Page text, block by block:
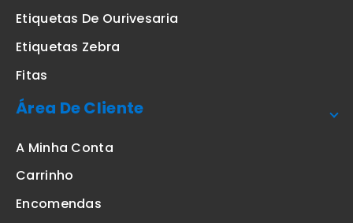
Etiquetas De Ourivesaria
Etiquetas Zebra
Fitas
Área De Cliente
A Minha Conta
Carrinho
Encomendas